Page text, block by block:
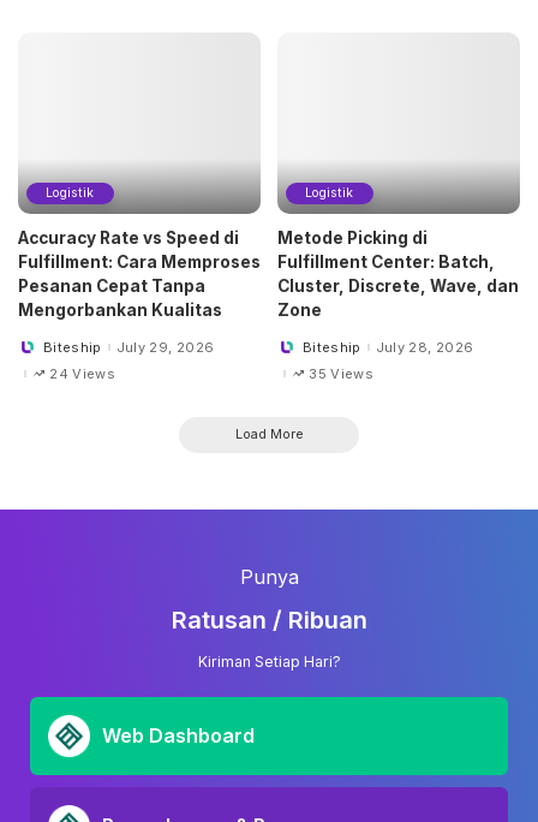
Logistik
Accuracy Rate vs Speed di
Fulfillment: Cara Memproses
Pesanan Cepat Tanpa
Mengorbankan Kualitas
PostedBiteship
July 29, 2026
24 Views
Logistik
Metode Picking di
Fulfillment Center: Batch,
Cluster, Discrete, Wave, dan
Zone
PostedBiteship
July 28, 2026
35 Views
Load More
Punya
Ratusan / Ribuan
Kiriman Setiap Hari?
Web Dashboard